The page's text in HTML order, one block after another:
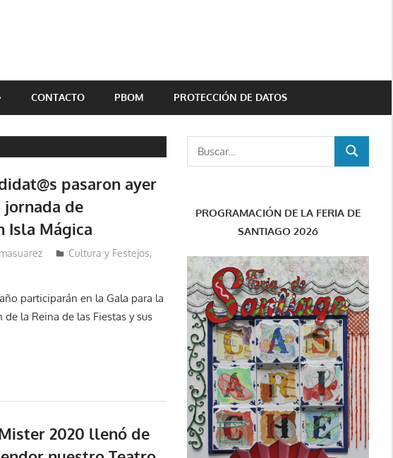
CONTACTO PBOM PROTECCIÓN DE DATOS
pasaron ayer
jornada de
Isla Mágica
Cultura y Festejos,
participarán en la Gala para la
de la Reina de las Fiestas y sus
2020 llenó de
BUSCAR
PROGRAMACIÓN DE LA FERIA DE
SANTIAGO 2026